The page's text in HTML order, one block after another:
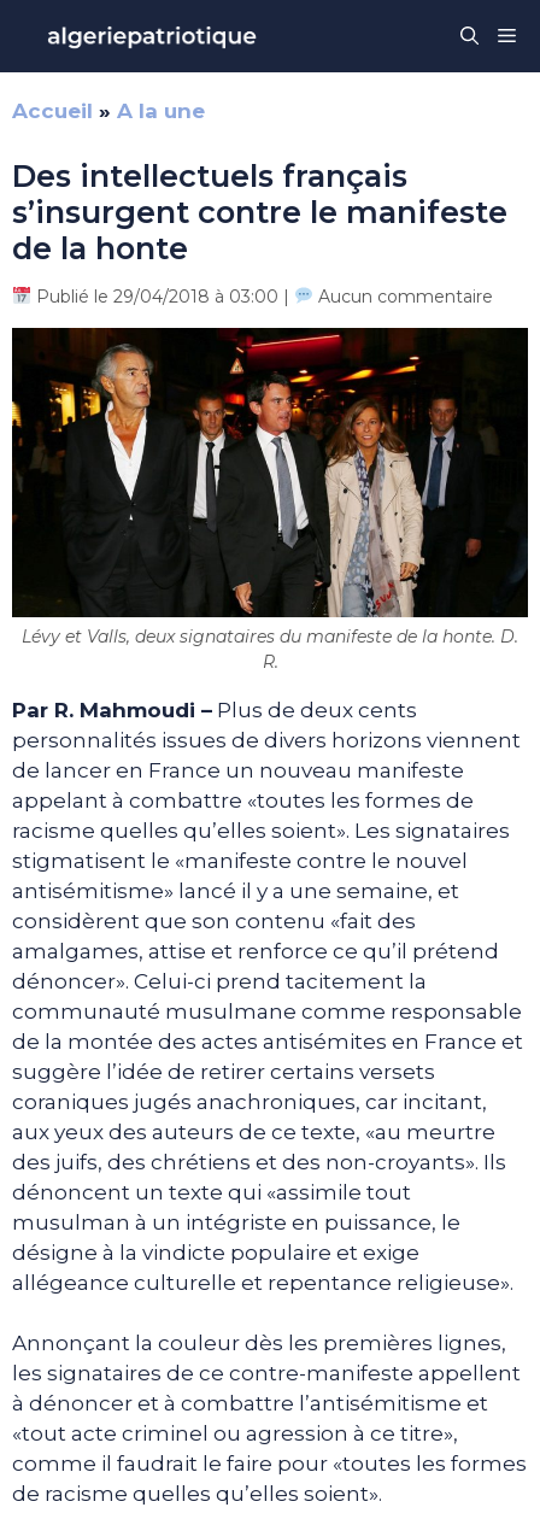
contenu
Accueil » A la une
Des intellectuels français
s’insurgent contre le manifeste
de la honte
Publié le 29/04/2018 à 03:00 | Aucun commentaire
Lévy et Valls, deux signataires du manifeste de la honte. D.
R.
Par R. Mahmoudi – Plus de deux cents
personnalités issues de divers horizons viennent
de lancer en France un nouveau manifeste
appelant à combattre «toutes les formes de
racisme quelles qu’elles soient». Les signataires
stigmatisent le «manifeste contre le nouvel
antisémitisme» lancé il y a une semaine, et
considèrent que son contenu «fait des
amalgames, attise et renforce ce qu’il prétend
dénoncer». Celui-ci prend tacitement la
communauté musulmane comme responsable
de la montée des actes antisémites en France et
suggère l’idée de retirer certains versets
coraniques jugés anachroniques, car incitant,
aux yeux des auteurs de ce texte, «au meurtre
des juifs, des chrétiens et des non-croyants». Ils
dénoncent un texte qui «assimile tout
musulman à un intégriste en puissance, le
désigne à la vindicte populaire et exige
allégeance culturelle et repentance religieuse».
Annonçant la couleur dès les premières lignes,
les signataires de ce contre-manifeste appellent
à dénoncer et à combattre l’antisémitisme et
«tout acte criminel ou agression à ce titre»,
comme il faudrait le faire pour «toutes les formes
de racisme quelles qu’elles soient».